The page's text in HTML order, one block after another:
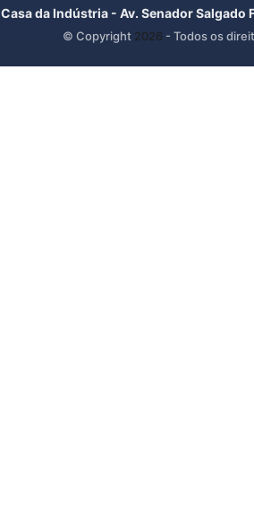
Casa da Indústria - Av. Senador
© Copyright 2026 - Todos os